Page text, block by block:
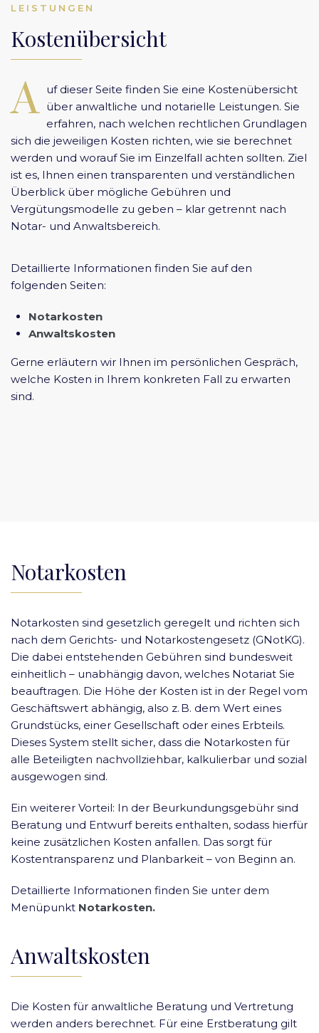
LEISTUNGEN
Kostenübersicht
A uf dieser Seite finden Sie eine Kostenübersicht
über anwaltliche und notarielle Leistungen. Sie
erfahren, nach welchen rechtlichen Grundlagen
sich die jeweiligen Kosten richten, wie sie berechnet
werden und worauf Sie im Einzelfall achten sollten. Ziel
ist es, Ihnen einen transparenten und verständlichen
Überblick über mögliche Gebühren und
Vergütungsmodelle zu geben – klar getrennt nach
Notar- und Anwaltsbereich.
Detaillierte Informationen finden Sie auf den
folgenden Seiten:
Notarkosten
Anwaltskosten
Gerne erläutern wir Ihnen im persönlichen Gespräch,
welche Kosten in Ihrem konkreten Fall zu erwarten
sind.
Notarkosten
Notarkosten sind gesetzlich geregelt und richten sich
nach dem Gerichts- und Notarkostengesetz (GNotKG).
Die dabei entstehenden Gebühren sind bundesweit
einheitlich – unabhängig davon, welches Notariat Sie
beauftragen. Die Höhe der Kosten ist in der Regel vom
Geschäftswert abhängig, also z. B. dem Wert eines
Grundstücks, einer Gesellschaft oder eines Erbteils.
Dieses System stellt sicher, dass die Notarkosten für
alle Beteiligten nachvollziehbar, kalkulierbar und sozial
ausgewogen sind.
Ein weiterer Vorteil: In der Beurkundungsgebühr sind
Beratung und Entwurf bereits enthalten, sodass hierfür
keine zusätzlichen Kosten anfallen. Das sorgt für
Kostentransparenz und Planbarkeit – von Beginn an.
Detaillierte Informationen finden Sie unter dem
Menüpunkt Notarkosten.
Anwaltskosten
Die Kosten für anwaltliche Beratung und Vertretung
werden anders berechnet. Für eine Erstberatung gilt